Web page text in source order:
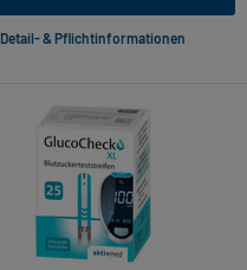
Detail- & Pflichtinformationen